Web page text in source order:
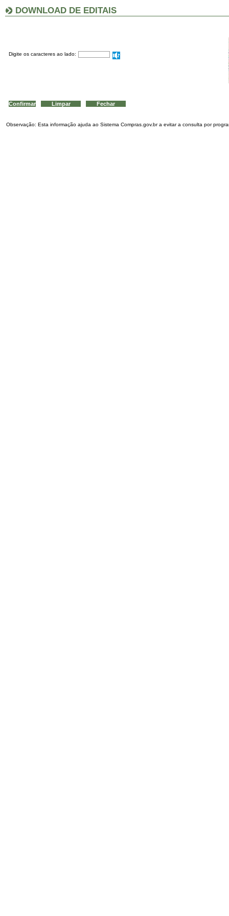
DOWNLOAD DE EDITAIS
Digite os caracteres ao lado:
Observação: Esta informação ajuda ao Sistema Compras.gov.br a evitar a consulta por